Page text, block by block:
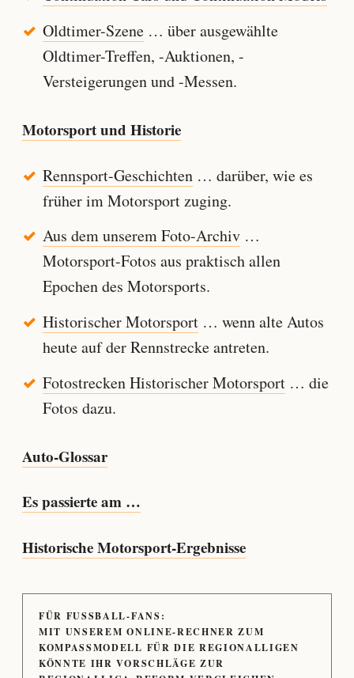
Oldtimer-Szene… über ausgewählte
Oldtimer-Treffen, -Auktionen, -
Versteigerungen und -Messen.
Motorsport und Historie
Rennsport-Geschichten… darüber, wie es
früher im Motorsport zuging.
Aus dem unserem Foto-Archiv…
Motorsport-Fotos aus praktisch allen
Epochen des Motorsports.
Historischer Motorsport… wenn alte Autos
heute auf der Rennstrecke antreten.
Fotostrecken Historischer Motorsport… die
Fotos dazu.
Auto-Glossar
Es passierte am …
Historische Motorsport-Ergebnisse
FÜR FUSSBALL-FANS:
MIT UNSEREM ONLINE-RECHNER ZUM
KOMPASSMODELL FÜR DIE REGIONALLIGEN
KÖNNTE IHR VORSCHLÄGE ZUR